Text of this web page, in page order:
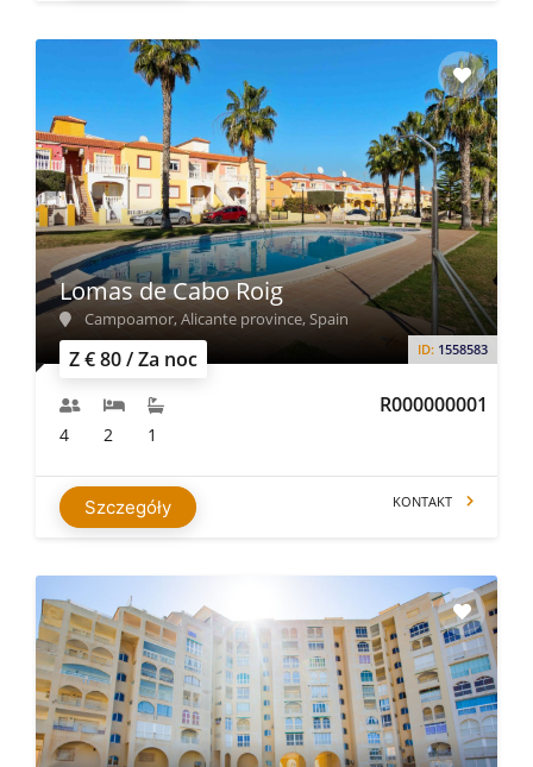
Z € 80 / Za noc ID: 1558583
R000000001
Lomas de Cabo Roig
Campoamor, Alicante province, Spain
4 2 1
Szczegóły KONTAKT